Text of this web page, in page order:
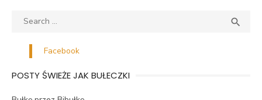
Search

Facebook
POSTY ŚWIEŻE JAK BUŁECZKI